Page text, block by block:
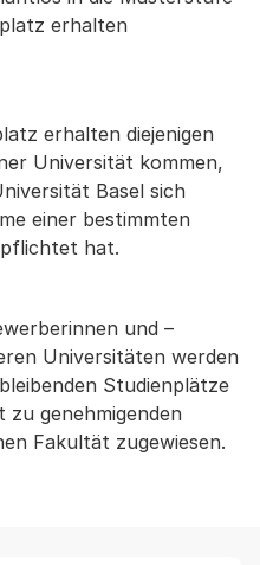
erhalten
erhalten diejenigen
Universität kommen,
Basel sich
einer bestimmten
hat.
und –
Universitäten werden
Studienplätze
genehmigenden
Fakultät zugewiesen.